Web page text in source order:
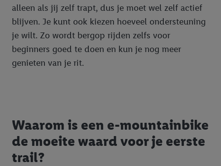
alleen als jij zelf trapt, dus je moet wel zelf actief
blijven. Je kunt ook kiezen hoeveel ondersteuning
je wilt. Zo wordt bergop rijden zelfs voor
beginners goed te doen en kun je nog meer
genieten van je rit.
Waarom is een e-mountainbike
de moeite waard voor je eerste
trail?